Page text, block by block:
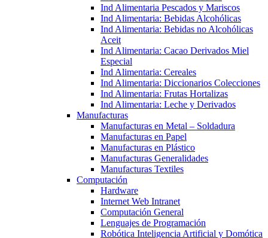
Ind Alimentaria Pescados y Mariscos
Ind Alimentaria: Bebidas Alcohólicas
Ind Alimentaria: Bebidas no Alcohólicas
Aceit
Ind Alimentaria: Cacao Derivados Miel
Especial
Ind Alimentaria: Cereales
Ind Alimentaria: Diccionarios Colecciones
Ind Alimentaria: Frutas Hortalizas
Ind Alimentaria: Leche y Derivados
Manufacturas
Manufacturas en Metal – Soldadura
Manufacturas en Papel
Manufacturas en Plástico
Manufacturas Generalidades
Manufacturas Textiles
Computación
Hardware
Internet Web Intranet
Computación General
Lenguajes de Programación
Robótica Inteligencia Artificial y Domótica